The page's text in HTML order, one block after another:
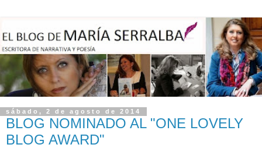
sábado, 2 de agosto de 2014
BLOG NOMINADO AL "ONE LOVELY
BLOG AWARD"